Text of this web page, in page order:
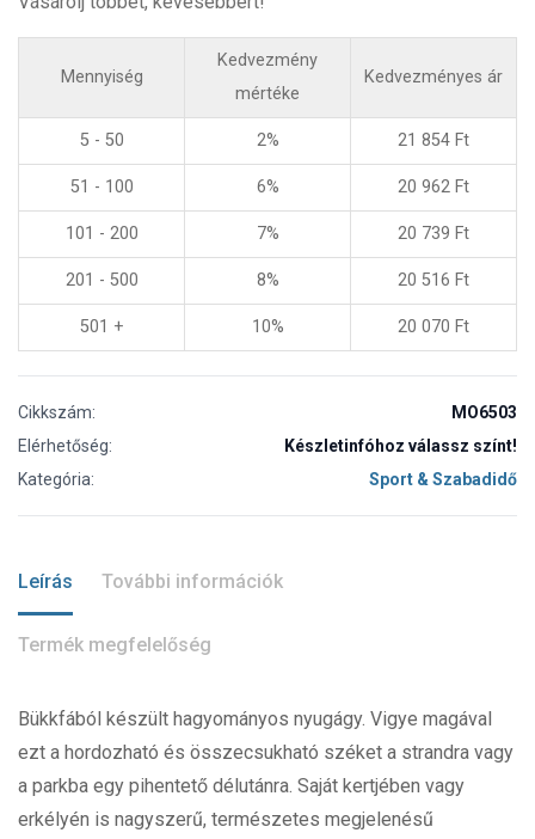
Mennyiség
Kedvezmény
mértéke
Kedvezményes ár
5 - 50 2% 21 854 Ft
51 - 100 6% 20 962 Ft
101 - 200 7% 20 739 Ft
201 - 500 8% 20 516 Ft
501 + 10% 20 070 Ft
Cikkszám:
MO6503
Elérhetőség:
Készletinfóhoz válassz színt!
Kategória:
Sport & Szabadidő
Leírás További információk
Termék megfelelőség
Bükkfából készült hagyományos nyugágy. Vigye magával
ezt a hordozható és összecsukható széket a strandra vagy
a parkba egy pihentető délutánra. Saját kertjében vagy
erkélyén is nagyszerű, természetes megjelenésű